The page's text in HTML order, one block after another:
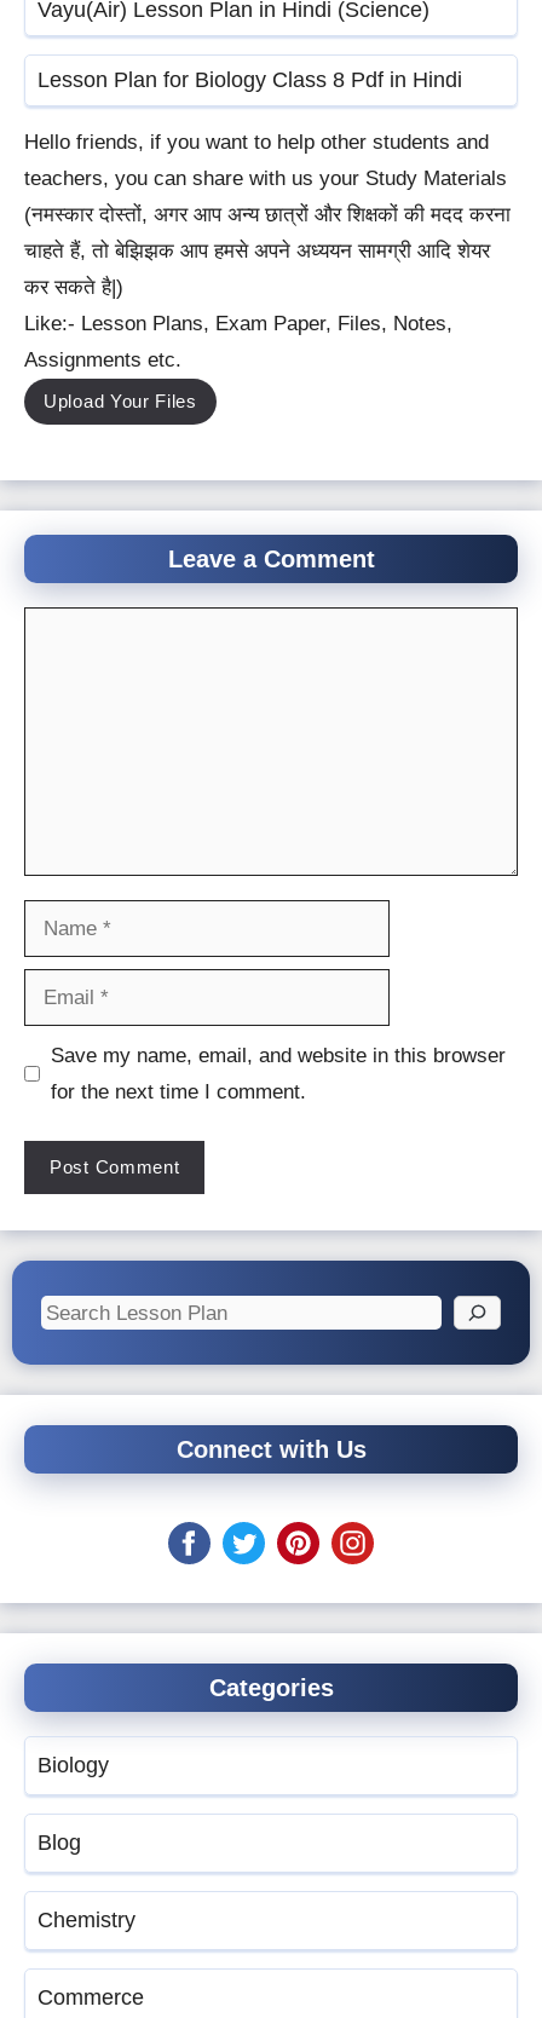
Vayu(Air) Lesson Plan in Hindi (Science)
Lesson Plan for Biology Class 8 Pdf in Hindi
Hello friends, if you want to help other students and
teachers, you can share with us your Study Materials
(नमस्कार दोस्तों, अगर आप अन्य छात्रों और शिक्षकों की मदद करना
चाहते हैं, तो बेझिझक आप हमसे अपने अध्ययन सामग्री आदि शेयर
कर सकते है|)
Like:- Lesson Plans, Exam Paper, Files, Notes,
Assignments etc.
Upload Your Files
Leave a Comment
Website
Save my name, email, and website in this browser
for the next time I comment.
Search
Connect with Us
Categories
Biology
Blog
Chemistry
Commerce